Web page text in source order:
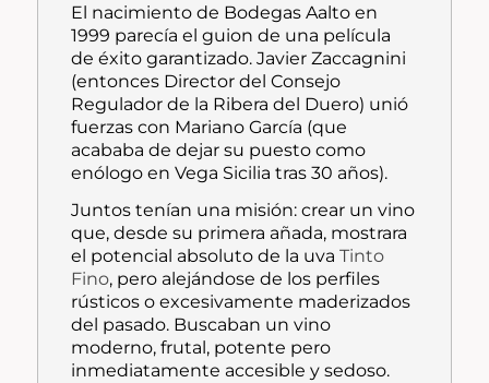
El nacimiento de Bodegas Aalto en
1999 parecía el guion de una película
de éxito garantizado. Javier Zaccagnini
(entonces Director del Consejo
Regulador de la Ribera del Duero) unió
fuerzas con Mariano García (que
acababa de dejar su puesto como
enólogo en Vega Sicilia tras 30 años).
Juntos tenían una misión: crear un vino
que, desde su primera añada, mostrara
el potencial absoluto de la uvaTinto
Fino, pero alejándose de los perfiles
rústicos o excesivamente maderizados
del pasado. Buscaban un vino
moderno, frutal, potente pero
inmediatamente accesible y sedoso.